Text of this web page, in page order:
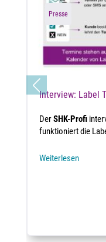
Presse
Interview: Label
DerSHK-Profi
funktioniert die
Weiterlesen